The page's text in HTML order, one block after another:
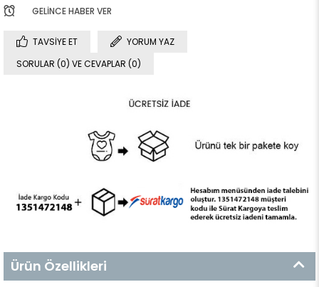
GELINCE HABER VER
TAVSIYE ET
YORUM YAZ
SORULAR (0) VE CEVAPLAR (0)
Ürün Özellikleri